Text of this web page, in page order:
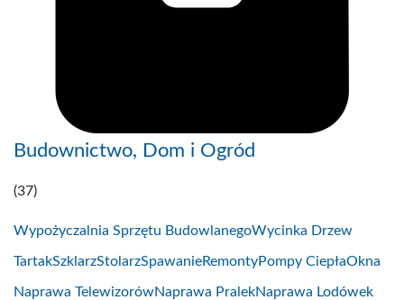
Budownictwo, Dom i Ogród
(37)
Wypożyczalnia Sprzętu BudowlanegoWycinka Drzew
TartakSzklarzStolarzSpawanieRemontyPompy CiepłaOkna
Naprawa TelewizorówNaprawa PralekNaprawa Lodówek